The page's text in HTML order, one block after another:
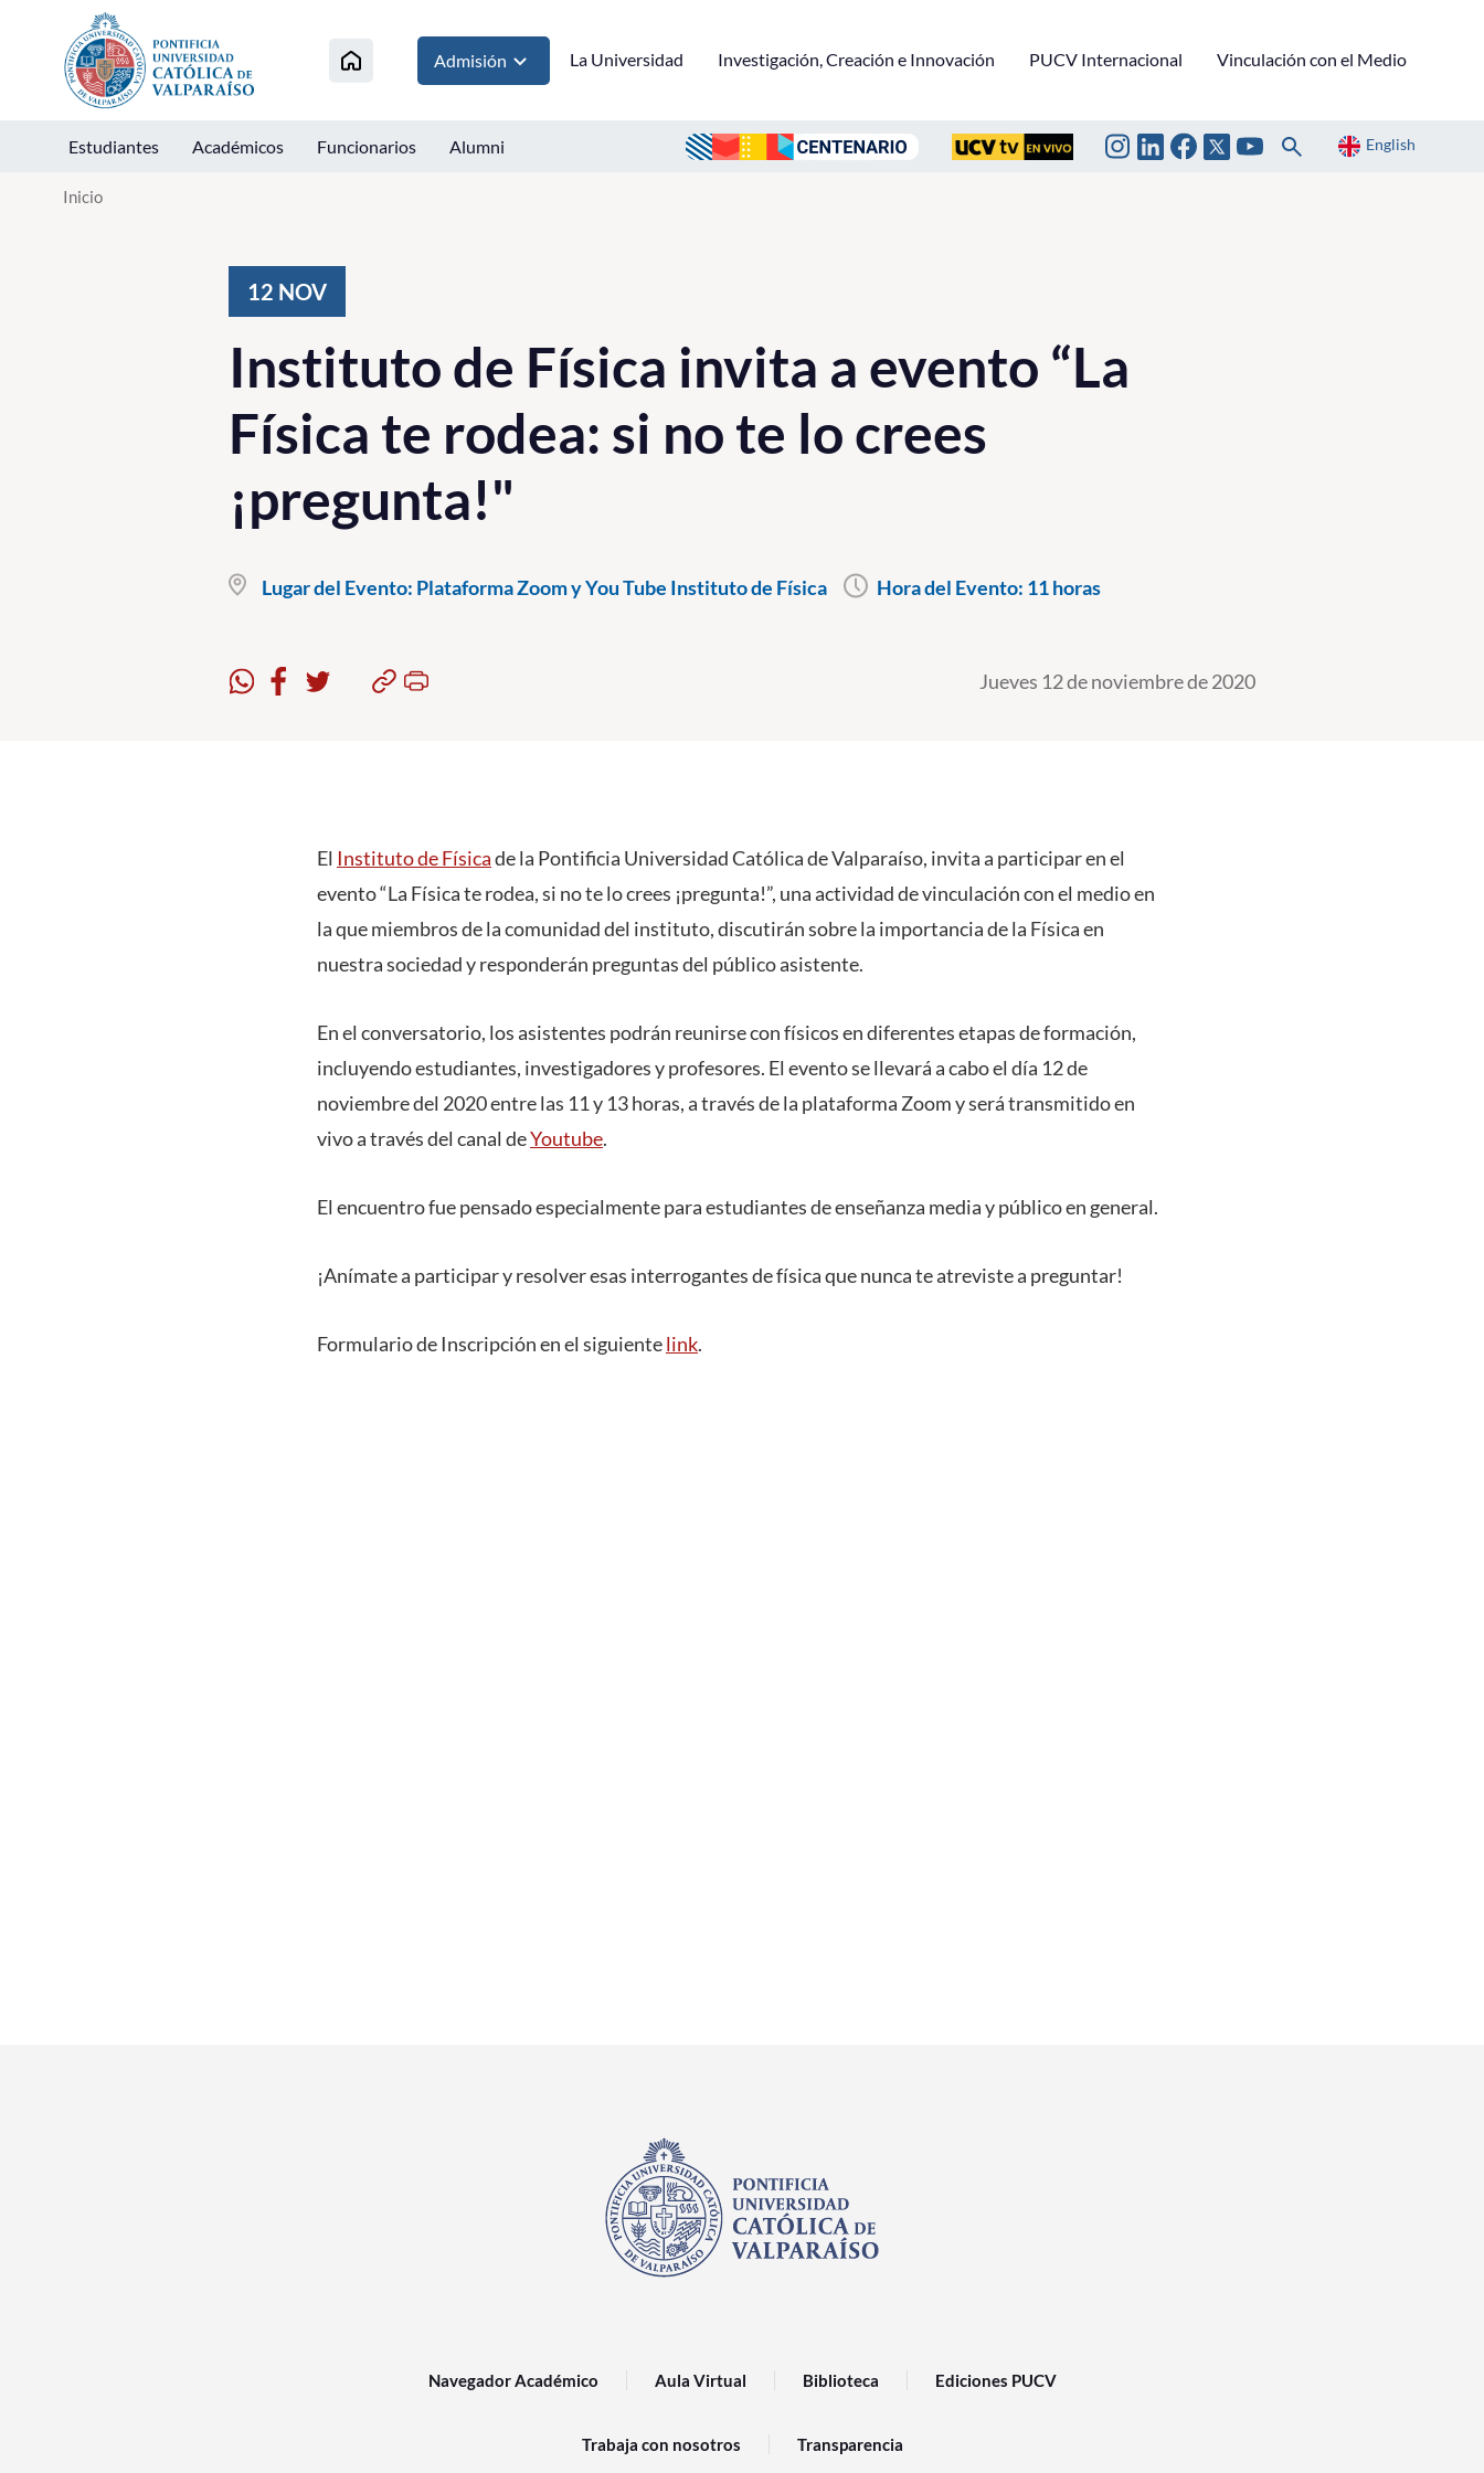
Click acá para ir directamente al contenido
Admisión La Universidad Investigación, Creación e Innovación PUCV Internacional Vinculación con el Medio
Estudiantes Académicos Funcionarios Alumni English
Inicio
12 NOV
Instituto de Física invita a evento “La
Física te rodea: si no te lo crees
¡pregunta!"
Lugar del Evento: Plataforma Zoom y You Tube Instituto de Física Hora del Evento: 11 horas
Jueves 12 de noviembre de 2020
El Instituto de Físicade la Pontificia Universidad Católica de Valparaíso, invita a participar en el
evento “La Física te rodea, si no te lo crees ¡pregunta!”, una actividad de vinculación con el medio en
la que miembros de la comunidad del instituto, discutirán sobre la importancia de la Física en
nuestra sociedad y responderán preguntas del público asistente.
En el conversatorio, los asistentes podrán reunirse con físicos en diferentes etapas de formación,
incluyendo estudiantes, investigadores y profesores. El evento se llevará a cabo el día 12 de
noviembre del 2020 entre las 11 y 13 horas, a través de la plataforma Zoom y será transmitido en
vivo a través del canal deYoutube.
El encuentro fue pensado especialmente para estudiantes de enseñanza media y público en general.
¡Anímate a participar y resolver esas interrogantes de física que nunca te atreviste a preguntar!
Formulario de Inscripción en el siguientelink.
Navegador Académico Aula Virtual Biblioteca Ediciones PUCV
Trabaja con nosotros Transparencia